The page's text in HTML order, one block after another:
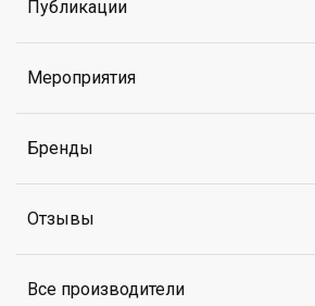
Публикации
Мероприятия
Бренды
Отзывы
Все производители